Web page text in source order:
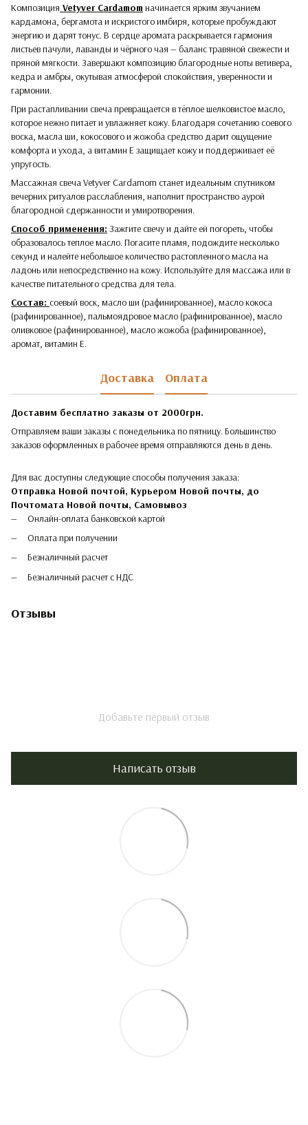
Композиция Vetyver Cardamom начинается ярким звучанием
кардамона, бергамота и искристого имбиря, которые пробуждают
энергию и дарят тонус. В сердце аромата раскрывается гармония
листьев пачули, лаванды и чёрного чая — баланс травяной свежести и
пряной мягкости. Завершают композицию благородные ноты ветивера,
кедра и амбры, окутывая атмосферой спокойствия, уверенности и
гармонии.
При растапливании свеча превращается в тёплое шелковистое масло,
которое нежно питает и увлажняет кожу. Благодаря сочетанию соевого
воска, масла ши, кокосового и жожоба средство дарит ощущение
комфорта и ухода, а витамин Е защищает кожу и поддерживает её
упругость.
Массажная свеча Vetyver Cardamom станет идеальным спутником
вечерних ритуалов расслабления, наполнит пространство аурой
благородной сдержанности и умиротворения.
Способ применения: Зажгите свечу и дайте ей погореть, чтобы
образовалось теплое масло. Погасите пламя, подождите несколько
секунд и налейте небольшое количество растопленного масла на
ладонь или непосредственно на кожу. Используйте для массажа или в
качестве питательного средства для тела.
Состав: соевый воск, масло ши (рафинированное), масло кокоса
(рафинированное), пальмоядровое масло (рафинированное), масло
оливковое (рафинированное), масло жожоба (рафинированное),
аромат, витамин Е.
Доставка Оплата
Доставим бесплатно заказы от 2000грн.
Отправляем ваши заказы с понедельника по пятницу. Большинство
заказов оформленных в рабочее время отправляются день в день.
Для вас доступны следующие способы получения заказа:
Отправка Новой почтой, Курьером Новой почты, до
Почтомата Новой почты, Самовывоз
Онлайн-оплата банковской картой
Оплата при получении
Безналичный расчет
Безналичный расчет с НДС
Отзывы
Добавьте первый отзыв
Написать отзыв